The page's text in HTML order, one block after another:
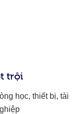
trội
học, thiết bị, tài